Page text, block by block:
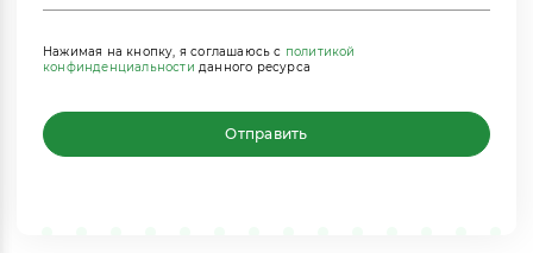
Нажимая на кнопку, я соглашаюсь с политикой
конфинденциальности данного ресурса
Отправить